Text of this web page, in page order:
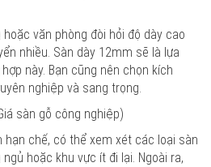
văn phòng đòi hỏi độ dày cao
nhiều. Sàn dày 12mm sẽ là lựa
này. Bạn cũng nên chọn kích
nghiệp và sang trọng.
sàn gỗ công nghiệp)
chế, có thể xem xét các loại sàn
hoặc khu vực ít đi lại. Ngoài ra,